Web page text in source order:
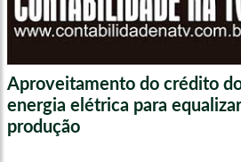
Aproveitamento do crédito
energia elétrica para
produção